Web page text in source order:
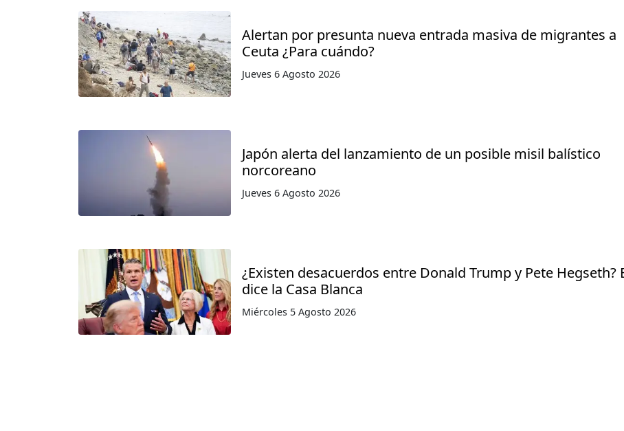
Alertan por presunta nueva entrada masiva de migrantes a
Ceuta ¿Para cuándo?
Jueves 6 Agosto 2026
Japón alerta del lanzamiento de un posible misil balístico
norcoreano
Jueves 6 Agosto 2026
¿Existen desacuerdos entre Donald Trump y Pete Hegseth?
dice la Casa Blanca
Miércoles 5 Agosto 2026